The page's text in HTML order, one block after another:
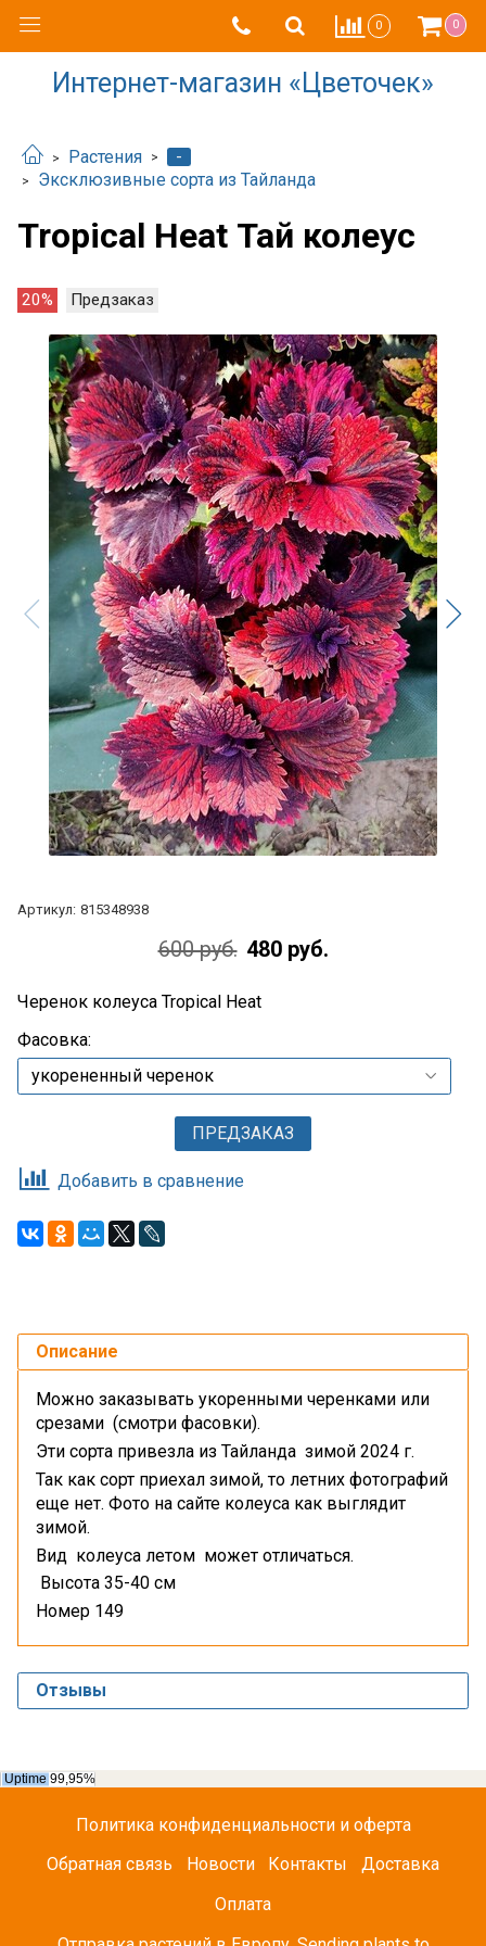
0 0
Интернет-магазин «Цветочек»
Растения
-
Эксклюзивные сорта из Тайланда
Tropical Heat Тай колеус
20% Предзаказ
Артикул: 815348938
600 руб. 480 руб.
Черенок колеуса Tropical Heat
Фасовка:
ПРЕДЗАКАЗ
Добавить в сравнение
Описание
Можно заказывать укоренными черенками или
срезами (смотри фасовки).
Эти сорта привезла из Тайланда зимой 2024 г.
Так как сорт приехал зимой, то летних фотографий
еще нет. Фото на сайте колеуса как выглядит
зимой.
Вид колеуса летом может отличаться.
Высота 35-40 см
Номер 149
Отзывы
Политика конфиденциальности и оферта
Обратная связь
Новости Контакты
Доставка
Оплата